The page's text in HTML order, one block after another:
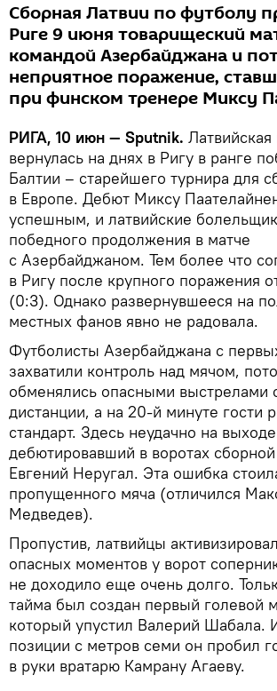
Сборная Латвии по футболу
Риге 9 июня товарищеский
командой Азербайджана и
неприятное поражение,
при финском тренере Миксу
РИГА, 10 июн — Sputnik.
вернулась на днях в Ригу в ранге
Балтии – старейшего турнира для
в Европе. Дебют Миксу
успешным, и латвийские
победного продолжения в матче
с Азербайджаном. Тем более что
в Ригу после крупного поражения
(0:3). Однако развернувшееся на
местных фанов явно не радовала.
Футболисты Азербайджана с
захватили контроль над мячом,
обменялись опасными выстрелами
дистанции, а на 20-й минуте гости
стандарт. Здесь неудачно на
дебютировавший в воротах
Евгений Неругал. Эта ошибка
пропущенного мяча (отличился
Медведев).
Пропустив, латвийцы
опасных моментов у ворот
не доходило еще очень долго.
тайма был создан первый голевой
который упустил Валерий Шабала.
позиции с метров семи он пробил
в руки вратарю Камрану Агаеву.